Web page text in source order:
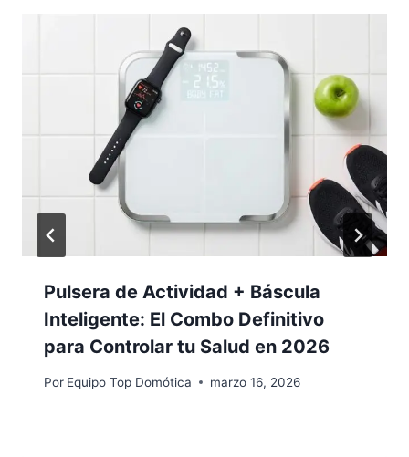
Pulsera de Actividad + Báscula
Inteligente: El Combo Definitivo
para Controlar tu Salud en 2026
Por Equipo Top Domótica marzo 16, 2026